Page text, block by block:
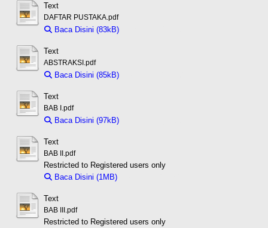
Text
DAFTAR PUSTAKA.pdf
Baca Disini (83kB)
Text
ABSTRAKSI.pdf
Baca Disini (85kB)
Text
BAB I.pdf
Baca Disini (97kB)
Text
BAB II.pdf
Restricted to Registered users only
Baca Disini (1MB)
Text
BAB III.pdf
Restricted to Registered users only